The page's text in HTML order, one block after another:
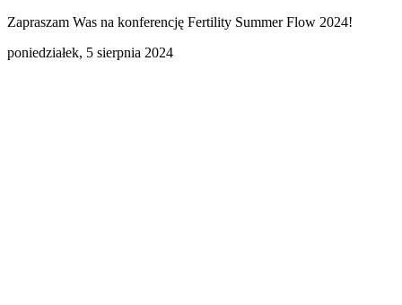
Zapraszam Was na konferencję Fertility Summer Flow 2024!
poniedziałek, 5 sierpnia 2024